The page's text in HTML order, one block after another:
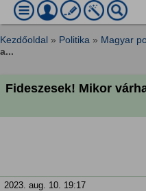
Kezdőoldal » Politika » Magyar
a...
Fideszesek! Mikor
2023. aug. 10. 19:17